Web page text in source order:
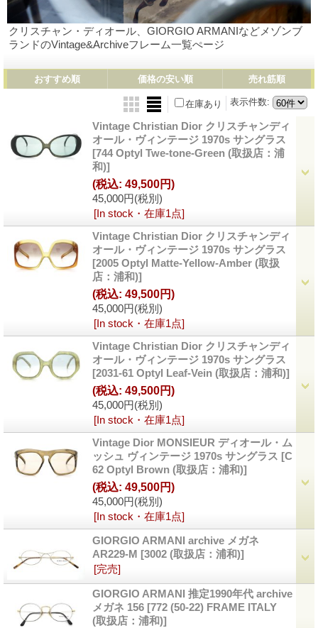
クリスチャン・ディオール、GIORGIO ARMANIなどメゾンブ
ランドのVintage&Archiveフレーム一覧ぺージ
おすすめ順 価格の安い順 売れ筋順
表示件数:
在庫あり
Vintage Christian Dior クリスチャンディ
オール・ヴィンテージ 1970s サングラス
[744 Optyl Twe-tone-Green (取扱店：浦
和)]
45,000円(税別)
(税込: 49,500円)
[In stock・在庫1点]
Vintage Christian Dior クリスチャンディ
オール・ヴィンテージ 1970s サングラス
[2005 Optyl Matte-Yellow-Amber (取扱
店：浦和)]
45,000円(税別)
(税込: 49,500円)
[In stock・在庫1点]
Vintage Christian Dior クリスチャンディ
オール・ヴィンテージ 1970s サングラス
[2031-61 Optyl Leaf-Vein (取扱店：浦和)]
45,000円(税別)
(税込: 49,500円)
[In stock・在庫1点]
Vintage Dior MONSIEUR ディオール・ム
ッシュ ヴィンテージ 1970s サングラス [C
62 Optyl Brown (取扱店：浦和)]
45,000円(税別)
(税込: 49,500円)
[In stock・在庫1点]
GIORGIO ARMANI archive メガネ
AR229-M [3002 (取扱店：浦和)]
[完売]
GIORGIO ARMANI 推定1990年代 archive
メガネ 156 [772 (50-22) FRAME ITALY
(取扱店：浦和)]